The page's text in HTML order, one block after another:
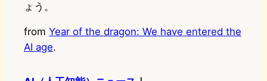
ょう。
from Year of the dragon: We have entered the
AI age.